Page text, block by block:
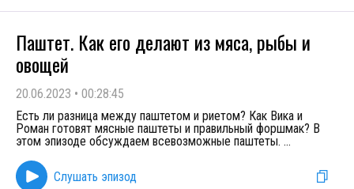
Паштет. Как его делают из мяса, рыбы и
овощей
20.06.2023 • 00:28:45
Есть ли разница между паштетом и риетом? Как Вика и
Роман готовят мясные паштеты и правильный форшмак? В
этом эпизоде обсуждаем всевозможные паштеты. ...
Слушать эпизод